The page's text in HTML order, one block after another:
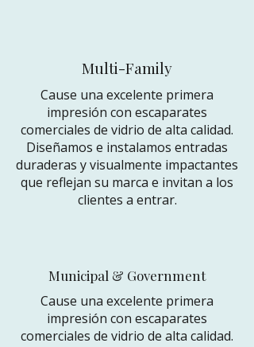
Multi-Family
Cause una excelente primera
impresión con escaparates
comerciales de vidrio de alta calidad.
Diseñamos e instalamos entradas
duraderas y visualmente impactantes
que reflejan su marca e invitan a los
clientes a entrar.
Municipal & Government
Cause una excelente primera
impresión con escaparates
comerciales de vidrio de alta calidad.